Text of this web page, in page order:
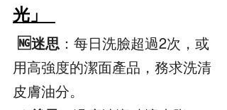
光」
🆖迷思 ：每日洗臉超過2次，或
用高強度的潔面產品，務求洗清
皮膚油分。